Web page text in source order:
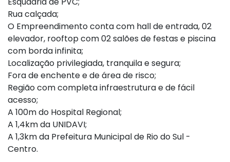
Rua calçada;
O Empreendimento conta com hall de entrada, 02
elevador, rooftop com 02 salões de festas e piscina
com borda infinita;
Localização privilegiada, tranquila e segura;
Fora de enchente e de área de risco;
Região com completa infraestrutura e de fácil
acesso;
A 100m do Hospital Regional;
A 1,4km da UNIDAVI;
A 1,3km da Prefeitura Municipal de Rio do Sul -
Centro.